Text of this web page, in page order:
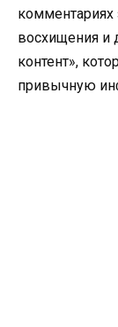
комментариях
восхищения и
контент»,
привычную